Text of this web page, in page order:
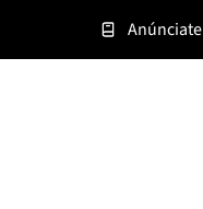
Anúnciate